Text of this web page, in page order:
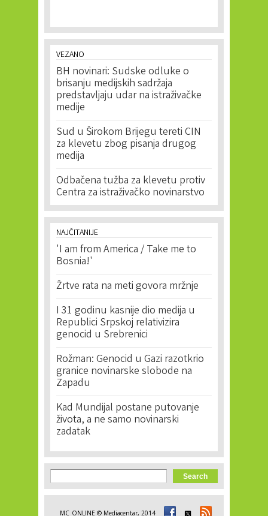
VEZANO
BH novinari: Sudske odluke o
brisanju medijskih sadržaja
predstavljaju udar na istraživačke
medije
Sud u Širokom Brijegu tereti CIN
za klevetu zbog pisanja drugog
medija
Odbačena tužba za klevetu protiv
Centra za istraživačko novinarstvo
NAJČITANIJE
'I am from America / Take me to
Bosnia!'
Žrtve rata na meti govora mržnje
I 31 godinu kasnije dio medija u
Republici Srpskoj relativizira
genocid u Srebrenici
Rožman: Genocid u Gazi razotkrio
granice novinarske slobode na
Zapadu
Kad Mundijal postane putovanje
života, a ne samo novinarski
zadatak
Search form
Search
MC_ONLINE © Mediacentar, 2014